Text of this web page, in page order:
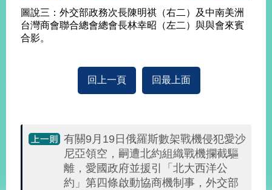
策
無
聯
圖說三：外交部政務次長陳明祺（右二）及中南美洲
台灣商會聯合總會總會長林幸昭（左二）與與會來賓
合影。
回上一頁 回最上面
有關9月19日俄羅斯數架戰機侵犯愛沙
尼亞領空，嗣遭北約組織戰機攔截驅
離，愛國政府並援引「北大西洋公
約」第四條啟動協商機制事，外交部